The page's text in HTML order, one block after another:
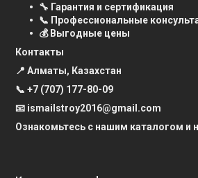
🔧 Гарантия и сертификация
📞 Профессиональные
💰 Выгодные цены
Контакты
📍 Алматы, Казахстан
📞 +7 (707) 177-80-09
📧 ismailstroy2016@gmail.com
Ознакомьтесь с нашим каталогом и